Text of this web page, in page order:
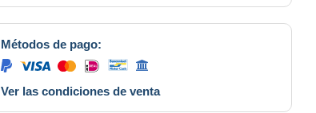
Métodos de pago:
Ver las condiciones de venta